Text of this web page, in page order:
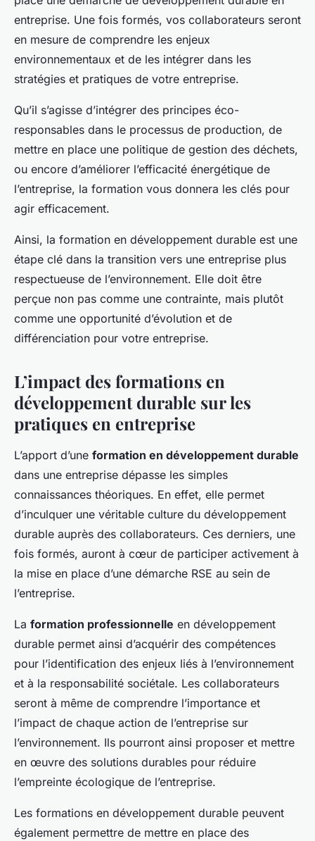
entreprise. Une fois formés, vos collaborateurs seront
en mesure de comprendre les enjeux
environnementaux et de les intégrer dans les
stratégies et pratiques de votre entreprise.
Qu’il s’agisse d’intégrer des principes éco-
responsables dans le processus de production, de
mettre en place une politique de gestion des déchets,
ou encore d’améliorer l’efficacité énergétique de
l’entreprise, la formation vous donnera les clés pour
agir efficacement.
Ainsi, la formation en développement durable est une
étape clé dans la transition vers une entreprise plus
respectueuse de l’environnement. Elle doit être
perçue non pas comme une contrainte, mais plutôt
comme une opportunité d’évolution et de
différenciation pour votre entreprise.
L’impact des formations en
développement durable sur les
pratiques en entreprise
L’apport d’une formation en développement durable
dans une entreprise dépasse les simples
connaissances théoriques. En effet, elle permet
d’inculquer une véritable culture du développement
durable auprès des collaborateurs. Ces derniers, une
fois formés, auront à cœur de participer activement à
la mise en place d’une démarche RSE au sein de
l’entreprise.
La formation professionnelle en développement
durable permet ainsi d’acquérir des compétences
pour l’identification des enjeux liés à l’environnement
et à la responsabilité sociétale. Les collaborateurs
seront à même de comprendre l’importance et
l’impact de chaque action de l’entreprise sur
l’environnement. Ils pourront ainsi proposer et mettre
en œuvre des solutions durables pour réduire
l’empreinte écologique de l’entreprise.
Les formations en développement durable peuvent
également permettre de mettre en place des